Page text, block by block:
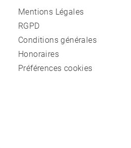
Mentions Légales
RGPD
Conditions générales
Honoraires
Préférences cookies